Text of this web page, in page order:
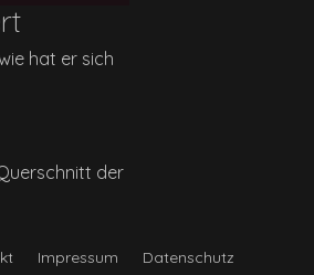
hat er sich
der
Impressum Datenschutz